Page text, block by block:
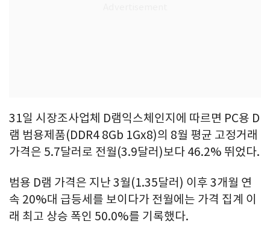
31일 시장조사업체 D램익스체인지에 따르면 PC용 D
램 범용제품(DDR4 8Gb 1Gx8)의 8월 평균 고정거래
가격은 5.7달러로 전월(3.9달러)보다 46.2% 뛰었다.
범용 D램 가격은 지난 3월(1.35달러) 이후 3개월 연
속 20%대 급등세를 보이다가 전월에는 가격 집계 이
래 최고 상승 폭인 50.0%를 기록했다.